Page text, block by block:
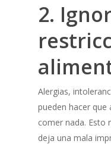
2.
Alergias,
pueden hacer que
comer nada. Esto
deja una mala